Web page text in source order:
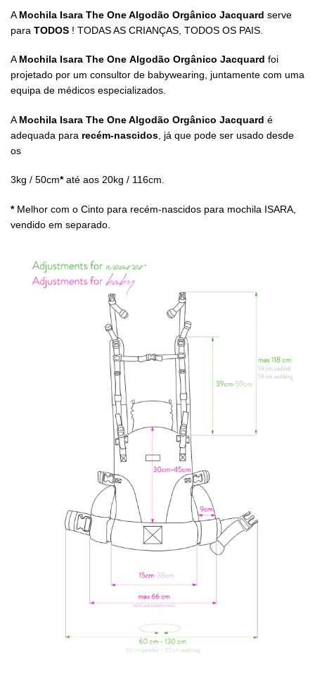
A Mochila Isara The One Algodão Orgânico Jacquard serve
para TODOS ! TODAS AS CRIANÇAS, TODOS OS PAIS.
AMochila Isara The One Algodão Orgânico Jacquard foi
projetado por um consultor de babywearing, juntamente com uma
equipa de médicos especializados.
A Mochila Isara The One Algodão Orgânico Jacquard é
adequada para recém-nascidos , já que pode ser usado desde
os
3kg / 50cm*até aos 20kg / 116cm.
*Melhor com o Cinto para recém-nascidos para mochila ISARA,
vendido em separado.